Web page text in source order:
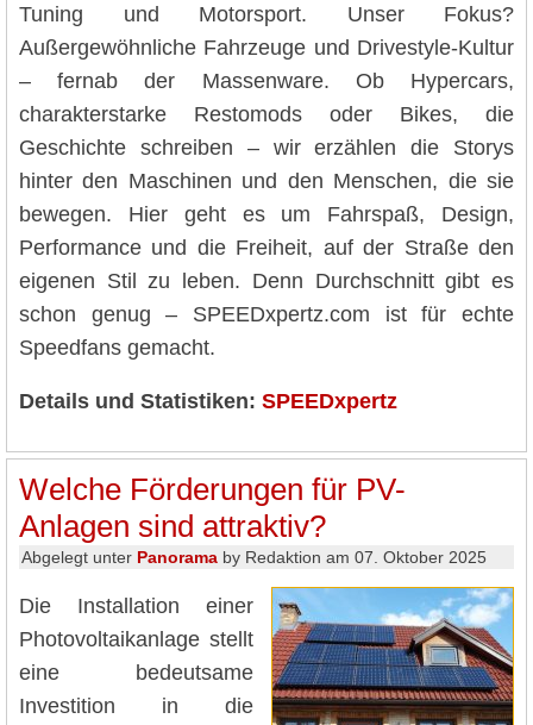
Tuning und Motorsport. Unser Fokus?
Außergewöhnliche Fahrzeuge und Drivestyle-Kultur
– fernab der Massenware. Ob Hypercars,
charakterstarke Restomods oder Bikes, die
Geschichte schreiben – wir erzählen die Storys
hinter den Maschinen und den Menschen, die sie
bewegen. Hier geht es um Fahrspaß, Design,
Performance und die Freiheit, auf der Straße den
eigenen Stil zu leben. Denn Durchschnitt gibt es
schon genug – SPEEDxpertz.com ist für echte
Speedfans gemacht.
Details und Statistiken: SPEEDxpertz
Welche Förderungen für PV-
Anlagen sind attraktiv?
Abgelegt unter Panorama by Redaktion am 07. Oktober 2025
Die Installation einer
Photovoltaikanlage stellt
eine bedeutsame
Investition in die